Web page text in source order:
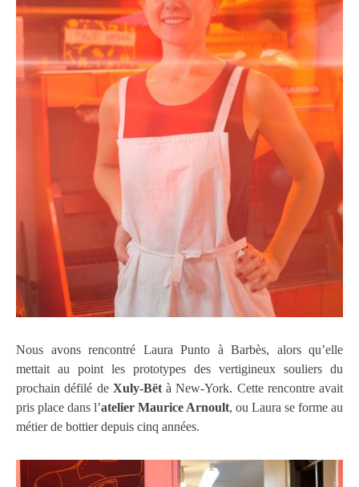
Nous avons rencontré Laura Punto à Barbès, alors qu’elle
mettait au point les prototypes des vertigineux souliers du
prochain défilé deXuly-Bëtà New-York. Cette rencontre avait
pris place dans l’atelier Maurice Arnoult, ou Laura se forme au
métier de bottier depuis cinq années.